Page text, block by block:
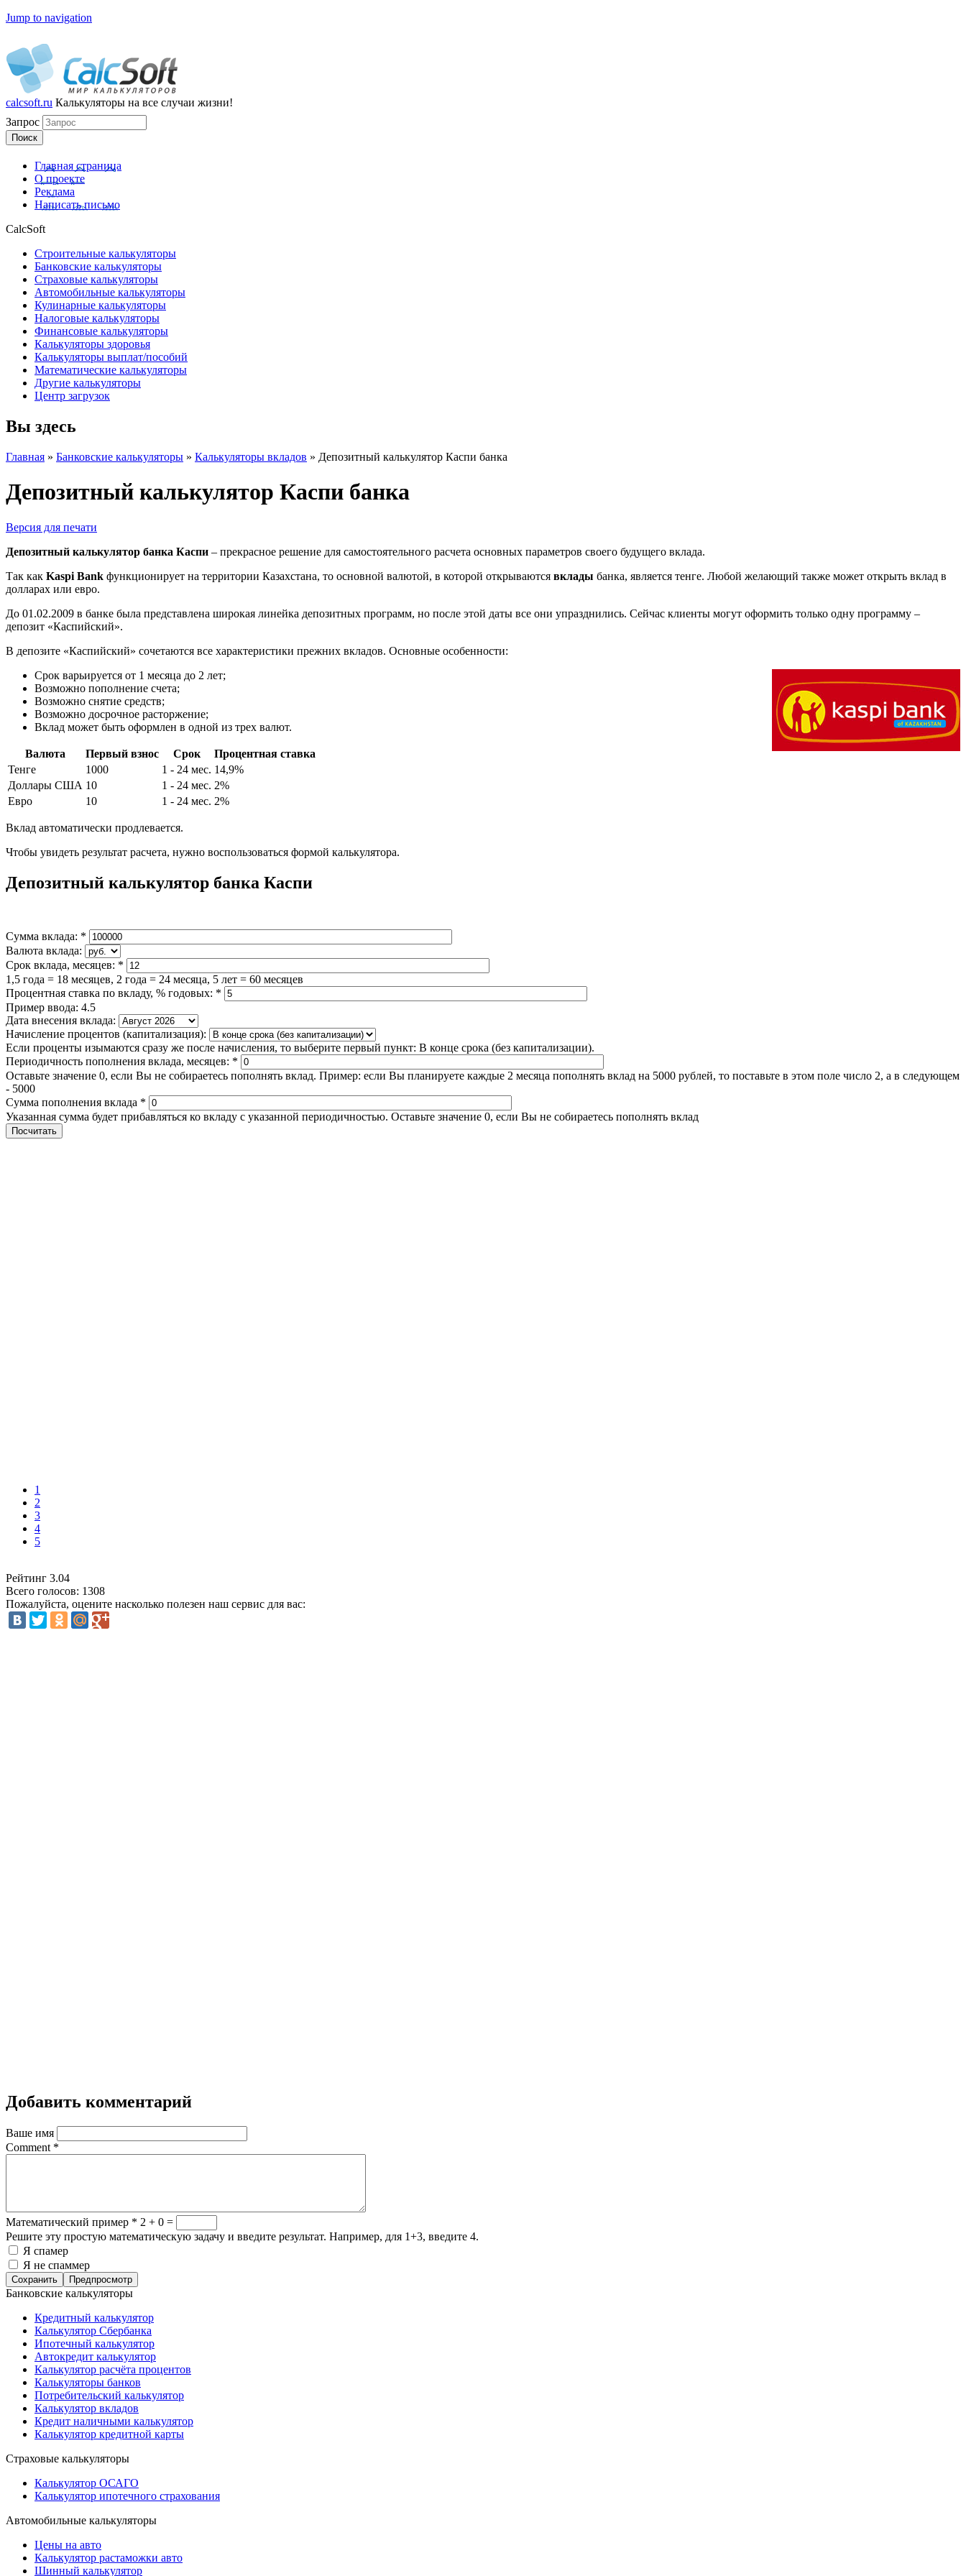
Jump to navigation
calcsoft.ru Калькуляторы на все случаи жизни!
Запрос
Главная страница
О проекте
Реклама
Написать письмо
CalcSoft
Строительные калькуляторы
Банковские калькуляторы
Страховые калькуляторы
Автомобильные калькуляторы
Кулинарные калькуляторы
Налоговые калькуляторы
Финансовые калькуляторы
Калькуляторы здоровья
Калькуляторы выплат/пособий
Математические калькуляторы
Другие калькуляторы
Центр загрузок
Вы здесь
Главная » Банковские калькуляторы » Калькуляторы вкладов » Депозитный калькулятор Каспи банка
Депозитный калькулятор Каспи банка
Версия для печати
Депозитный калькулятор банка Каспи – прекрасное решение для самостоятельного расчета основных параметров своего будущего вклада.
Так как Kaspi Bank функционирует на территории Казахстана, то основной валютой, в которой открываются вклады банка, является тенге. Любой желающий также может открыть вклад в
долларах или евро.
До 01.02.2009 в банке была представлена широкая линейка депозитных программ, но после этой даты все они упразднились. Сейчас клиенты могут оформить только одну программу –
депозит «Каспийский».
В депозите «Каспийский» сочетаются все характеристики прежних вкладов. Основные особенности:
Срок варьируется от 1 месяца до 2 лет;
Возможно пополнение счета;
Возможно снятие средств;
Возможно досрочное расторжение;
Вклад может быть оформлен в одной из трех валют.
Валюта Первый взнос Срок
Процентная ставка
Тенге
1000 1 - 24 мес. 14,9%
Доллары США 10 1 - 24 мес. 2%
Евро
10 1 - 24 мес. 2%
Вклад автоматически продлевается.
Чтобы увидеть результат расчета, нужно воспользоваться формой калькулятора.
Депозитный калькулятор банка Каспи
Сумма вклада: *
Валюта вклада:
Срок вклада, месяцев: *
1,5 года = 18 месяцев, 2 года = 24 месяца, 5 лет = 60 месяцев
Процентная ставка по вкладу, % годовых: *
Пример ввода: 4.5
Дата внесения вклада:
Начисление процентов (капитализация):
Если проценты изымаются сразу же после начисления, то выберите первый пункт: В конце срока (без капитализации).
Периодичность пополнения вклада, месяцев: *
Оставьте значение 0, если Вы не собираетесь пополнять вклад. Пример: если Вы планируете каждые 2 месяца пополнять вклад на 5000 рублей, то поставьте в этом поле число 2, а в следующем
- 5000
Сумма пополнения вклада *
Указанная сумма будет прибавляться ко вкладу с указанной периодичностью. Оставьте значение 0, если Вы не собираетесь пополнять вклад
1
2
3
4
5
Рейтинг 3.04
Всего голосов: 1308
Пожалуйста, оцените насколько полезен наш сервис для вас:
Добавить комментарий
Ваше имя
Comment *
Математический пример * 2 + 0 =
Решите эту простую математическую задачу и введите результат. Например, для 1+3, введите 4.
Я спамер
Я не спаммер
Банковские калькуляторы
Кредитный калькулятор
Калькулятор Сбербанка
Ипотечный калькулятор
Автокредит калькулятор
Калькулятор расчёта процентов
Калькуляторы банков
Потребительский калькулятор
Калькулятор вкладов
Кредит наличными калькулятор
Калькулятор кредитной карты
Страховые калькуляторы
Калькулятор ОСАГО
Калькулятор ипотечного страхования
Автомобильные калькуляторы
Цены на авто
Калькулятор растаможки авто
Шинный калькулятор